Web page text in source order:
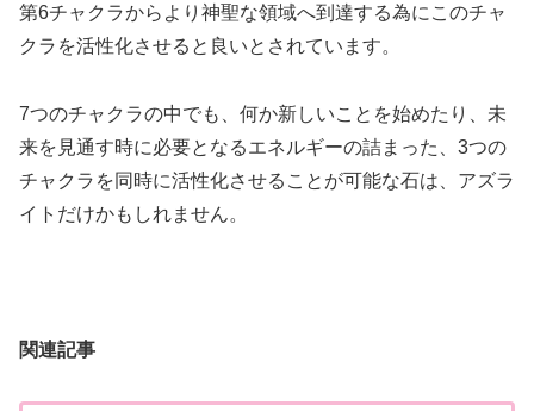
第6チャクラからより神聖な領域へ到達する為にこのチャ
クラを活性化させると良いとされています。
7つのチャクラの中でも、何か新しいことを始めたり、未
来を見通す時に必要となるエネルギーの詰まった、3つの
チャクラを同時に活性化させることが可能な石は、アズラ
イトだけかもしれません。
関連記事